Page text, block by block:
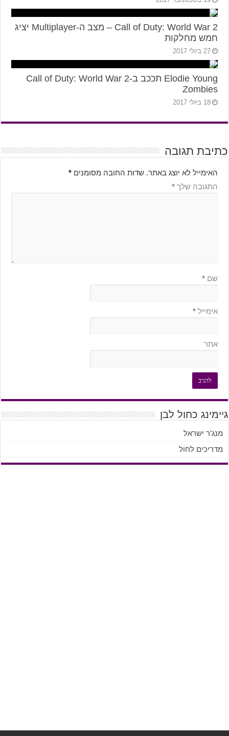
Call of Duty: World War 2 – מצב ה-Multiplayer יציג
חמש מחלקות
27 ביולי 2017
Elodie Young תככב ב-Call of Duty: World War 2
Zombies
18 ביולי 2017
כתיבת תגובה
האימייל לא יוצג באתר. שדות החובה מסומנים *
התגובה שלך *
שם *
אימייל *
אתר
גיימינג כחול לבן
מנג'ר ישראל
מדריכים לחול